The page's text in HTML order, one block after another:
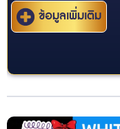
ข้อมูลเพิ่มเติม